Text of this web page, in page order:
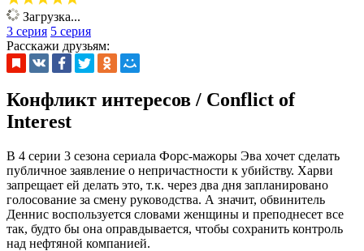
Загрузка...
3 серия 5 серия
Расскажи друзьям:
Конфликт интересов / Conflict of
Interest
В 4 серии 3 сезона сериала Форс-мажоры Эва хочет сделать
публичное заявление о непричастности к убийству. Харви
запрещает ей делать это, т.к. через два дня запланировано
голосование за смену руководства. А значит, обвинитель
Деннис воспользуется словами женщины и преподнесет все
так, будто бы она оправдывается, чтобы сохранить контроль
над нефтяной компанией.